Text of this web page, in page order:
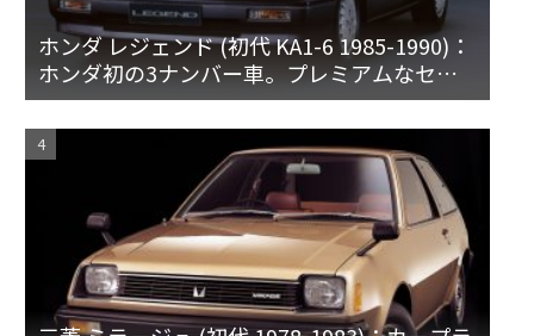
ホンダ レジェンド (初代 KA1-6 1985-1990)：
ホンダ初の3ナンバー車。プレミアムなセダ
ンとハードトップ